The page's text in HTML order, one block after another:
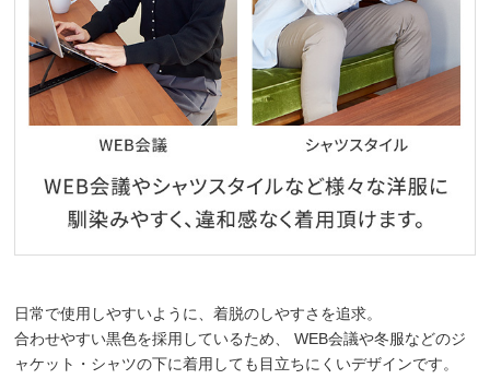
日常で使用しやすいように、着脱のしやすさを追求。
合わせやすい黒色を採用しているため、 WEB会議や冬服などのジ
ャケット・シャツの下に着用しても目立ちにくいデザインです。